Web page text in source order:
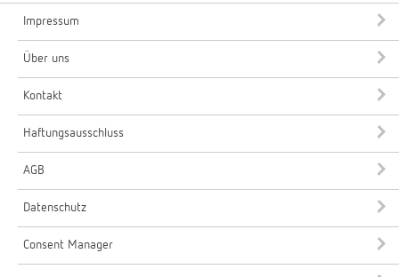
Impressum
Über uns
Kontakt
Haftungsausschluss
AGB
Datenschutz
Consent Manager